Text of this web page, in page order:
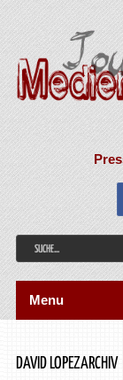
Menu
DAVID LOPEZARCHIV